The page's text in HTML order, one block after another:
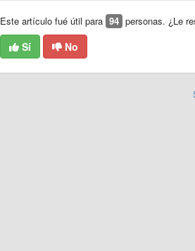
Este artículo fué útil para 94 personas. ¿Le
Sí No